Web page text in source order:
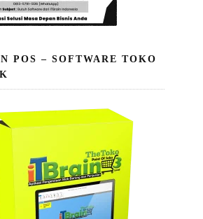
POS – SOFTWARE TOKO